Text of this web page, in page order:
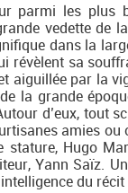
parmi les plus
vedette de
dans la
révèlent sa
aiguillée par la
la grande
d’eux, tout
amies
Hugo
Yann Saïz.
du